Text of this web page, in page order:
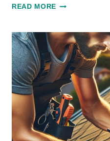
READ MORE INNOVATIONS
DRILLING:
SHAPING
THE
FUTURE
OF
DEEP
FOUNDATIONS